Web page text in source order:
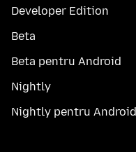
Developer Edition
Beta
Beta pentru Android
Nightly
Nightly pentru Android